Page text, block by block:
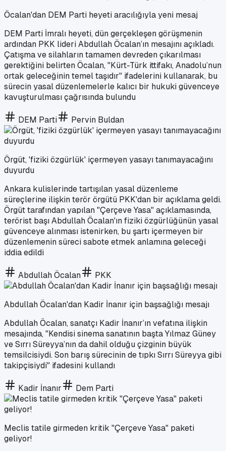
Öcalan'dan DEM Parti heyeti aracılığıyla yeni mesaj
DEM Parti İmralı heyeti, dün gerçekleşen görüşmenin
ardından PKK lideri Abdullah Öcalan’ın mesajını açıkladı.
Çatışma ve silahların tamamen devreden çıkarılması
gerektiğini belirten Öcalan, "Kürt-Türk ittifakı, Anadolu’nun
ortak geleceğinin temel taşıdır" ifadelerini kullanarak, bu
sürecin yasal düzenlemelerle kalıcı bir hukuki güvenceye
kavuşturulması çağrısında bulundu
DEM Parti Pervin Buldan
Örgüt, 'fiziki özgürlük' içermeyen yasayı tanımayacağını
duyurdu
Ankara kulislerinde tartışılan yasal düzenleme
süreçlerine ilişkin terör örgütü PKK'dan bir açıklama geldi.
Örgüt tarafından yapılan "Çerçeve Yasa" açıklamasında,
terörist başı Abdullah Öcalan'ın fiziki özgürlüğünün yasal
güvenceye alınması istenirken, bu şartı içermeyen bir
düzenlemenin süreci sabote etmek anlamına geleceği
iddia edildi
Abdullah Öcalan PKK
Abdullah Öcalan'dan Kadir İnanır için başsağlığı mesajı
Abdullah Öcalan, sanatçı Kadir İnanır’ın vefatına ilişkin
mesajında, "Kendisi sinema sanatının başta Yılmaz Güney
ve Sırrı Süreyya’nın da dahil olduğu çizginin büyük
temsilcisiydi. Son barış sürecinin de tıpkı Sırrı Süreyya gibi
takipçisiydi" ifadesini kullandı
Kadir İnanır Dem Parti
Meclis tatile girmeden kritik "Çerçeve Yasa" paketi
geliyor!